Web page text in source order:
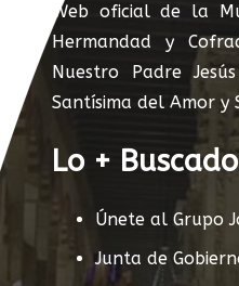
Web oficial de la
Hermandad y
Nuestro Padre
Santísima del Amor y
Lo +
Únete al Grupo
Junta de